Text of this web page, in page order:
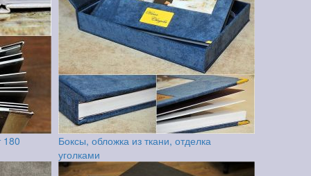
180
Боксы, обложка из ткани, отделка
уголками